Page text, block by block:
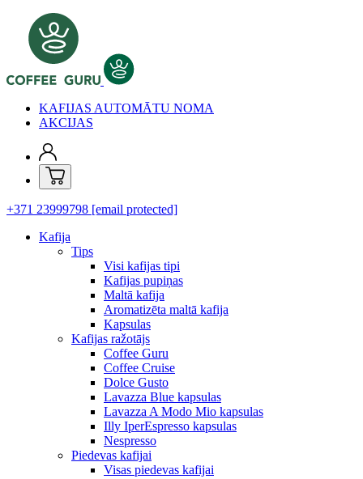
KAFIJAS AUTOMĀTU NOMA
AKCIJAS
+371 23999798 [email protected]
Kafija
Tips
Visi kafijas tipi
Kafijas pupiņas
Maltā kafija
Aromatizēta maltā kafija
Kapsulas
Kafijas ražotājs
Coffee Guru
Coffee Cruise
Dolce Gusto
Lavazza Blue kapsulas
Lavazza A Modo Mio kapsulas
Illy IperEspresso kapsulas
Nespresso
Piedevas kafijai
Visas piedevas kafijai